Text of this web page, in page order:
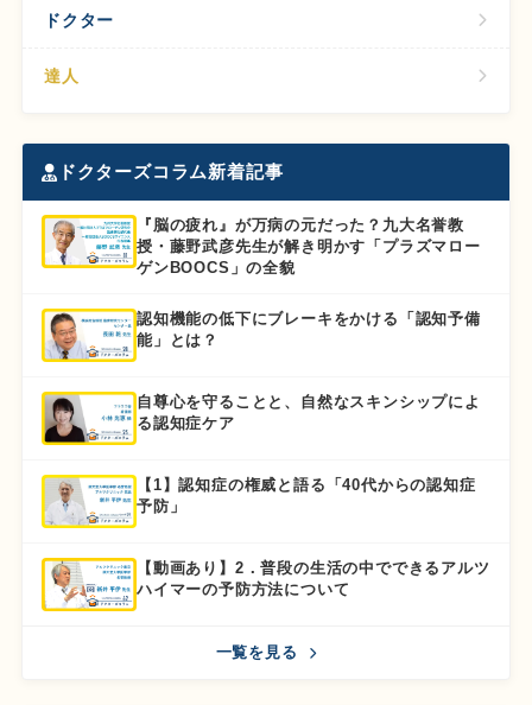
ドクター
達人
ドクターズコラム新着記事
『脳の疲れ』が万病の元だった？九大名誉教
授・藤野武彦先生が解き明かす「プラズマロー
ゲンBOOCS」の全貌
認知機能の低下にブレーキをかける「認知予備
能」とは？
自尊心を守ることと、自然なスキンシップによ
る認知症ケア
【1】認知症の権威と語る「40代からの認知症
予防」
【動画あり】2．普段の生活の中でできるアルツ
ハイマーの予防方法について
一覧を見る